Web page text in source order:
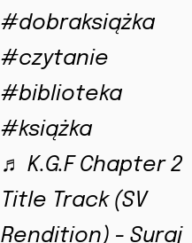
#dobraksiążka
#czytanie
#biblioteka
#książka
♬ K.G.F Chapter 2
Title Track (SV
Rendition) - Suraj